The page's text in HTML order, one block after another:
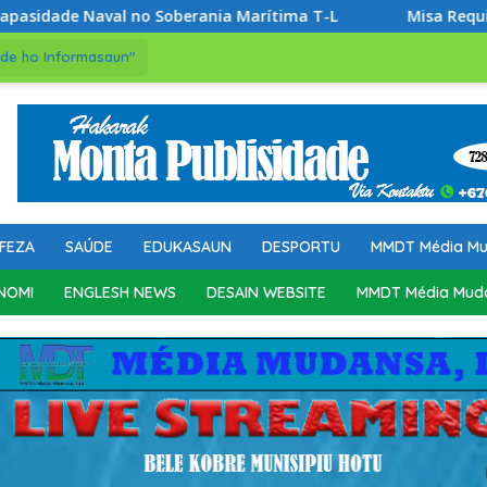
Marítima T-L Misa Requiem no Despedida Ikus
ho Informasaun"
SAÚDE EDUKASAUN DESPORTU MMDT Média
ENGLESH NEWS DESAIN WEBSITE MMDT Média